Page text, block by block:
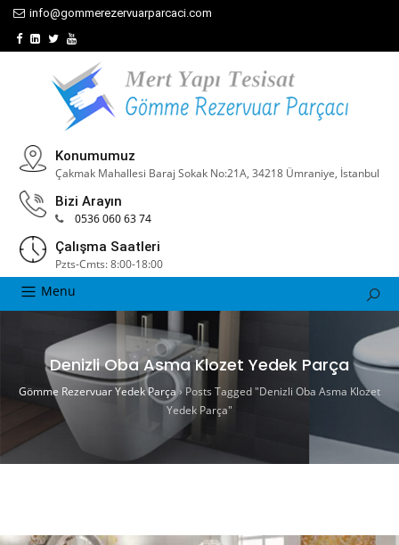
info@gommerezervuarparcaci.com
Konumumuz
Çakmak Mahallesi Baraj Sokak No:21A, 34218 Ümraniye, İstanbul
Bizi Arayın
0536 060 63 74
Çalışma Saatleri
Pzts-Cmts: 8:00-18:00
Menu
Denizli Oba Asma Klozet Yedek Parça
Gömme Rezervuar Yedek Parça›Posts Tagged "Denizli Oba Asma Klozet
Yedek Parça"